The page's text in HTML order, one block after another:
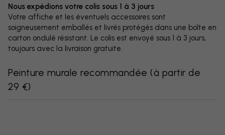
Nous expédions votre colis sous 1 à 3 jours
Votre affiche et les éventuels accessoires sont
soigneusement emballés et livrés protégés dans une boîte en
carton ondulé résistant. Le colis est envoyé sous 1 à 3 jours,
toujours avec la livraison gratuite.
Peinture murale recommandée (à partir de
29 €)